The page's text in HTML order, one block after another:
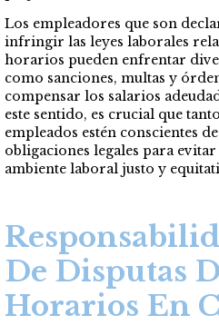
Los empleadores que son
infringir las leyes laborales
horarios pueden enfrentar
como sanciones, multas y
compensar los salarios
este sentido, es crucial que
empleados estén conscientes
obligaciones legales para
ambiente laboral justo y
De Disputas
Horarios En